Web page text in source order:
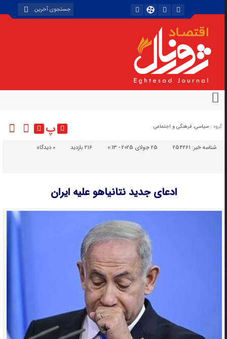
گروه : سیاسی، فرهنگی و اجتماعی پ
شناسه خبر:254261 25 جولای 2025 - 0:13 216 بازدید دیدگاه
ادعای جدید نتانیاهو علیه ایران